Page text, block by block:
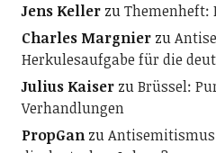
Jens KellerzuThemenheft:
Charles Margnierzu
Herkulesaufgabe für die
Julius KaiserzuBrüssel:
Verhandlungen
PropGanzu